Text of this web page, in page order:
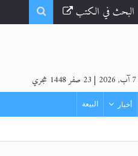
البحث في الكتب
| 23 صفر 1448 هجري
أخبار البيعة